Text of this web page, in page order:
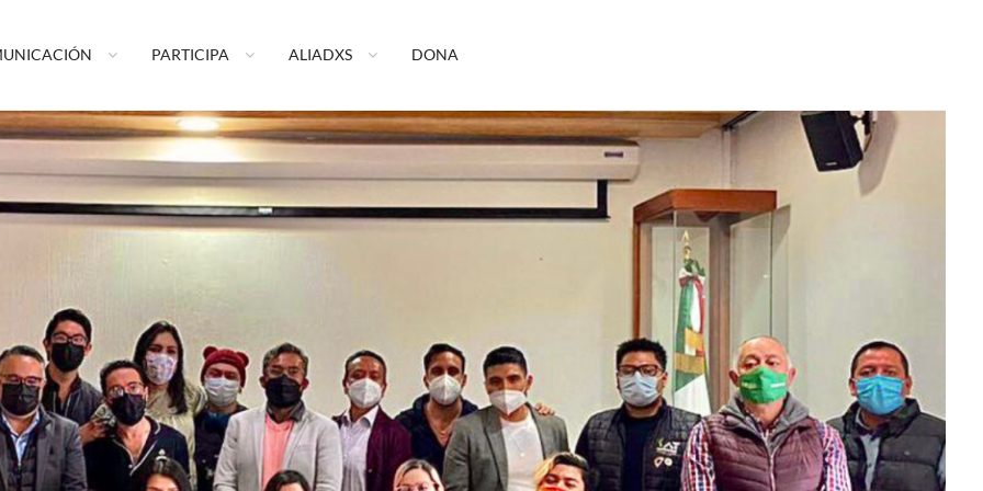
tu vida A.C.
PARTICIPA ALIADXS DONA